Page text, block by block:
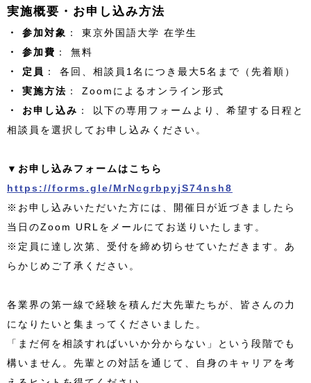
実施概要・お申し込み方法
・ 参加対象 ： 東京外国語大学 在学生
・ 参加費 ： 無料
・ 定員 ： 各回、相談員1名につき最大5名まで（先着順）
・ 実施方法 ： Zoomによるオンライン形式
・ お申し込み ： 以下の専用フォームより、希望する日程と
相談員を選択してお申し込みください。
▼お申し込みフォームはこちら
https://forms.gle/MrNcgrbpyjS74nsh8
※お申し込みいただいた方には、開催日が近づきましたら
当日のZoom URLをメールにてお送りいたします。
※定員に達し次第、受付を締め切らせていただきます。あ
らかじめご了承ください。
各業界の第一線で経験を積んだ大先輩たちが、皆さんの力
になりたいと集まってくださいました。
「まだ何を相談すればいいか分からない」という段階でも
構いません。先輩との対話を通じて、自身のキャリアを考